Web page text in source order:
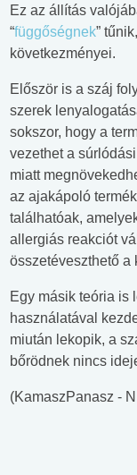
Ez az állítás
“függőségnek”
következményei.
Először is a száj
szerek
sokszor, hogy a
vezethet a
miatt
az ajakápoló
találhatóak,
allergiás reakciót
összetéveszthető a
Egy másik teória is
használatával
miután lekopik, a
bőrödnek nincs
(KamaszPanasz -